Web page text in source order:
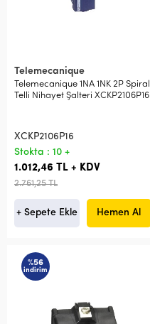
Telemecanique
Telemecanique 1NA 1NK 2P Spiral
Telli Nihayet Şalteri XCKP2106P16
XCKP2106P16
Stokta : 10 +
1.012,46 TL + KDV
2.761,25 TL
+ Sepete Ekle Hemen Al
%56
indirim